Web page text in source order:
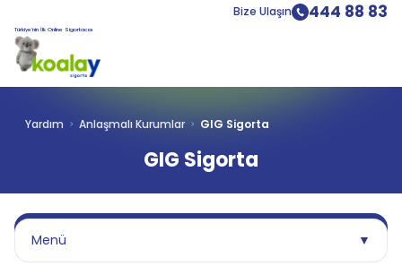
Bize Ulaşın 444 88 83
Türkiye’nin İlk Online Sigortacısı
Yardım Anlaşmalı Kurumlar GIG Sigorta
GIG Sigorta
Menü ▼